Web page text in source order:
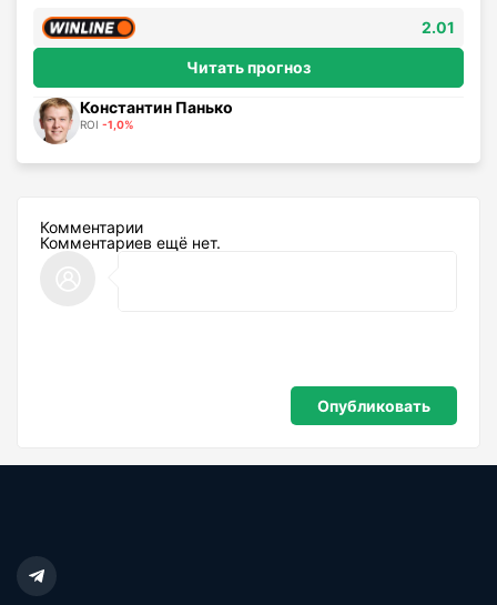
2.01
Читать прогноз
Константин Панько
ROI -1,0%
Комментарии
Комментариев ещё нет.